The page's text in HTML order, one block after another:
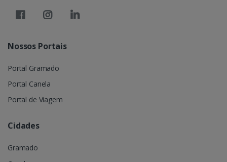
Nossos Portais
Portal Gramado
Portal Canela
Portal de Viagem
Cidades
Gramado